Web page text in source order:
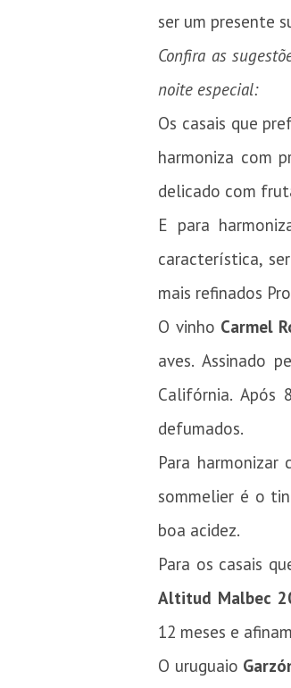
ser um presente
Confira as
noite especial:
Os casais que
harmoniza com
delicado com
E para
característica,
mais refinados
O vinho Carmel
aves. Assinado
Califórnia. Após
defumados.
Para
sommelier é o
boa acidez.
Para os casais
Altitud Malbec
12 meses e
O uruguaio